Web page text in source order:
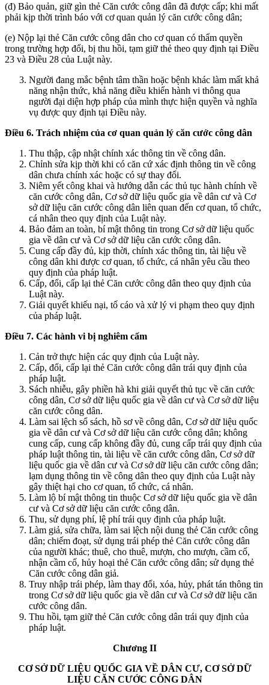
(đ) Bảo quản, giữ gìn thẻ Căn cước công dân đã được cấp; khi mất
phải kịp thời trình báo với cơ quan quản lý căn cước công dân;
(e) Nộp lại thẻ Căn cước công dân cho cơ quan có thẩm quyền
trong trường hợp đổi, bị thu hồi, tạm giữ thẻ theo quy định tại Điều
23 và Điều 28 của Luật này.
Người đang mắc bệnh tâm thần hoặc bệnh khác làm mất khả
năng nhận thức, khả năng điều khiển hành vi thông qua
người đại diện hợp pháp của mình thực hiện quyền và nghĩa
vụ được quy định tại Điều này.
Điều 6. Trách nhiệm của cơ quan quản lý căn cước công dân
Thu thập, cập nhật chính xác thông tin về công dân.
Chỉnh sửa kịp thời khi có căn cứ xác định thông tin về công
dân chưa chính xác hoặc có sự thay đổi.
Niêm yết công khai và hướng dẫn các thủ tục hành chính về
căn cước công dân, Cơ sở dữ liệu quốc gia về dân cư và Cơ
sở dữ liệu căn cước công dân liên quan đến cơ quan, tổ chức,
cá nhân theo quy định của Luật này.
Bảo đảm an toàn, bí mật thông tin trong Cơ sở dữ liệu quốc
gia về dân cư và Cơ sở dữ liệu căn cước công dân.
Cung cấp đầy đủ, kịp thời, chính xác thông tin, tài liệu về
công dân khi được cơ quan, tổ chức, cá nhân yêu cầu theo
quy định của pháp luật.
Cấp, đổi, cấp lại thẻ Căn cước công dân theo quy định của
Luật này.
Giải quyết khiếu nại, tố cáo và xử lý vi phạm theo quy định
của pháp luật.
Điều 7. Các hành vi bị nghiêm cấm
Cản trở thực hiện các quy định của Luật này.
Cấp, đổi, cấp lại thẻ Căn cước công dân trái quy định của
pháp luật.
Sách nhiễu, gây phiền hà khi giải quyết thủ tục về căn cước
công dân, Cơ sở dữ liệu quốc gia về dân cư và Cơ sở dữ liệu
căn cước công dân.
Làm sai lệch sổ sách, hồ sơ về công dân, Cơ sở dữ liệu quốc
gia về dân cư và Cơ sở dữ liệu căn cước công dân; không
cung cấp, cung cấp không đầy đủ, cung cấp trái quy định của
pháp luật thông tin, tài liệu về căn cước công dân, Cơ sở dữ
liệu quốc gia về dân cư và Cơ sở dữ liệu căn cước công dân;
lạm dụng thông tin về công dân theo quy định của Luật này
gây thiệt hại cho cơ quan, tổ chức, cá nhân.
Làm lộ bí mật thông tin thuộc Cơ sở dữ liệu quốc gia về dân
cư và Cơ sở dữ liệu căn cước công dân.
Thu, sử dụng phí, lệ phí trái quy định của pháp luật.
Làm giả, sửa chữa, làm sai lệch nội dung thẻ Căn cước công
dân; chiếm đoạt, sử dụng trái phép thẻ Căn cước công dân
của người khác; thuê, cho thuê, mượn, cho mượn, cầm cố,
nhận cầm cố, hủy hoại thẻ Căn cước công dân; sử dụng thẻ
Căn cước công dân giả.
Truy nhập trái phép, làm thay đổi, xóa, hủy, phát tán thông tin
trong Cơ sở dữ liệu quốc gia về dân cư và Cơ sở dữ liệu căn
cước công dân.
Thu hồi, tạm giữ thẻ Căn cước công dân trái quy định của
pháp luật.
Chương II
CƠ SỞ DỮ LIỆU QUỐC GIA VỀ DÂN CƯ, CƠ SỞ DỮ
LIỆU CĂN CƯỚC CÔNG DÂN